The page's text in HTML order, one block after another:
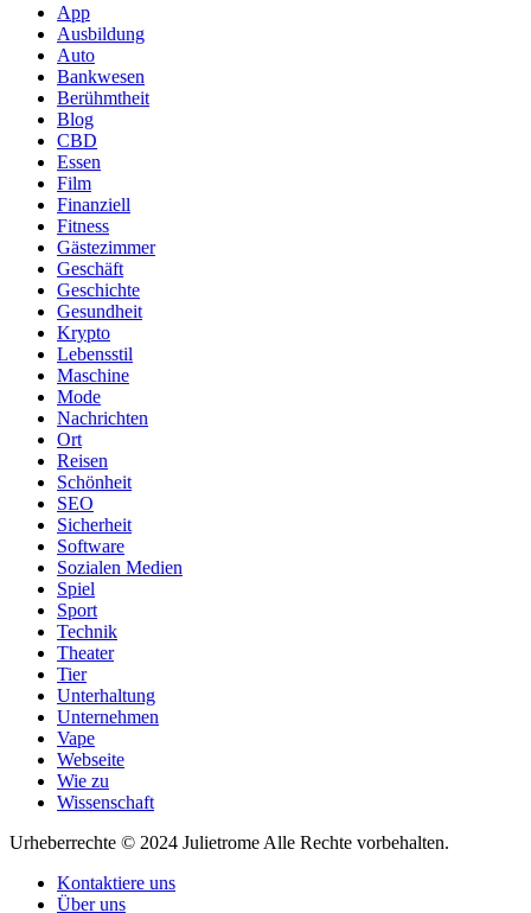
App
Ausbildung
Auto
Bankwesen
Berühmtheit
Blog
CBD
Essen
Film
Finanziell
Fitness
Gästezimmer
Geschäft
Geschichte
Gesundheit
Krypto
Lebensstil
Maschine
Mode
Nachrichten
Ort
Reisen
Schönheit
SEO
Sicherheit
Software
Sozialen Medien
Spiel
Sport
Technik
Theater
Tier
Unterhaltung
Unternehmen
Vape
Webseite
Wie zu
Wissenschaft
Urheberrechte © 2024 Julietrome Alle Rechte vorbehalten.
Kontaktiere uns
Über uns